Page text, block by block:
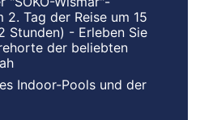
2. Tag der Reise um 15
Stunden) - Erleben Sie
der beliebten
Indoor-Pools und der